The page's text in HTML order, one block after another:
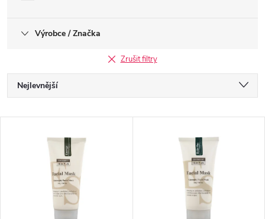
Výrobce / Značka
Zrušit filtry
Ř
a
Nejlevnější